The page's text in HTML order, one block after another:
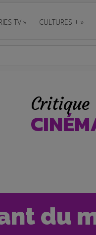
TV » CULTURES + »
Critique
du